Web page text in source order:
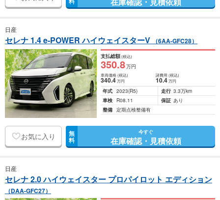
日産
セレナ 1.4 e-POWER ハイウェイスターV （6AA-GFC28）
支払総額(税込)
350.8万円
車両価格(税込)
340.4万円
諸費用 (税込)
10.4 万円
年式 2023(R5) 走行 3.3万km
車検
R08.11 保証 あり
整備 定期点検整備有
お気に入り 無
料
今すぐ
在庫確認・見積依頼
日産
セレナ 2.0 ハイウェイスター プロパイロット エディション
（DAA-GFC27）